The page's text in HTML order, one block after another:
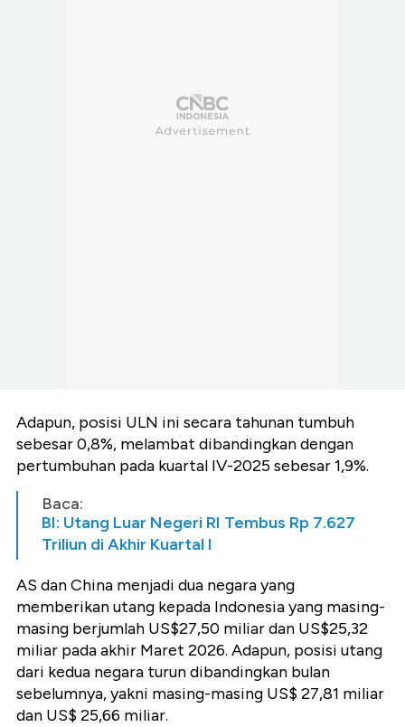
Adapun, posisi ULN ini secara tahunan tumbuh
sebesar 0,8%, melambat dibandingkan dengan
pertumbuhan pada kuartal IV-2025 sebesar 1,9%.
Baca:
BI: Utang Luar Negeri RI Tembus Rp 7.627
Triliun di Akhir Kuartal I
AS dan China menjadi dua negara yang
memberikan utang kepada Indonesia yang masing-
masing berjumlah US$27,50 miliar dan US$25,32
miliar pada akhir Maret 2026. Adapun, posisi utang
dari kedua negara turun dibandingkan bulan
sebelumnya, yakni masing-masing US$ 27,81 miliar
dan US$ 25,66 miliar.